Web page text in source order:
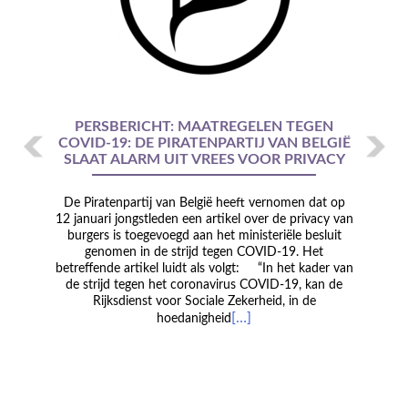
PERSBERICHT: MAATREGELEN TEGEN
COVID-19: DE PIRATENPARTIJ VAN BELGIË
SLAAT ALARM UIT VREES VOOR PRIVACY
De Piratenpartij van België heeft vernomen dat op
12 januari jongstleden een artikel over de privacy van
burgers is toegevoegd aan het ministeriële besluit
genomen in de strijd tegen COVID-19. Het
betreffende artikel luidt als volgt: “In het kader van
de strijd tegen het coronavirus COVID-19, kan de
Rijksdienst voor Sociale Zekerheid, in de
hoedanigheid […]